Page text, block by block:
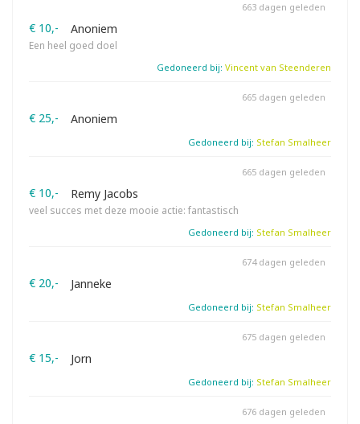
€ 10,- Anoniem
Een heel goed doel
663 dagen geleden
Gedoneerd bij: Vincent van Steenderen
€ 25,- Anoniem
665 dagen geleden
Gedoneerd bij: Stefan Smalheer
€ 10,- Remy Jacobs
veel succes met deze mooie actie: fantastisch
665 dagen geleden
Gedoneerd bij: Stefan Smalheer
€ 20,- Janneke
674 dagen geleden
Gedoneerd bij: Stefan Smalheer
€ 15,- Jorn
675 dagen geleden
Gedoneerd bij: Stefan Smalheer
676 dagen geleden